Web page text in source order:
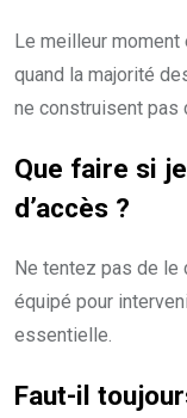
Le meilleur moment
quand la majorité
ne construisent pas
Que faire si
d’accès ?
Ne tentez pas de le
équipé pour
essentielle.
Faut-il